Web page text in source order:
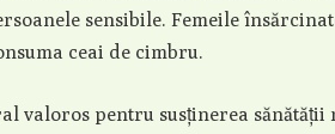
sensibile. Femeile
ceai de cimbru.
valoros pentru susținerea